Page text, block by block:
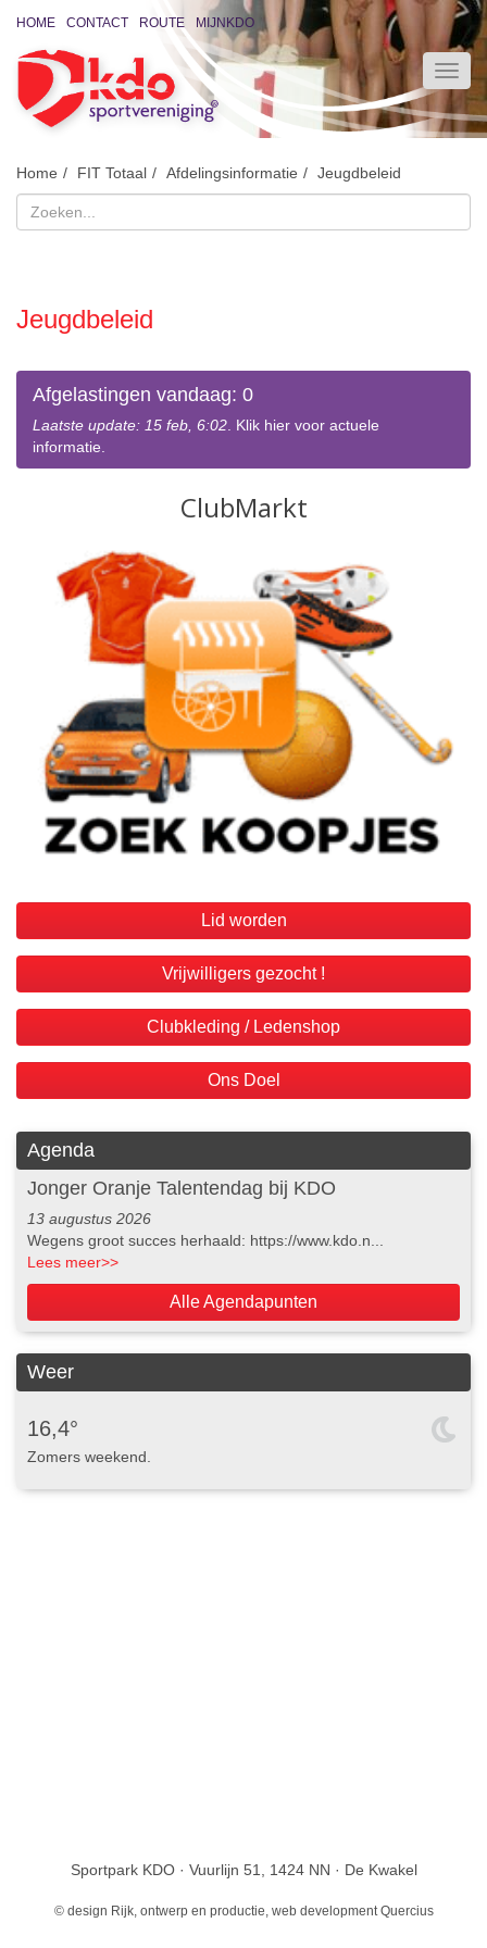
HOME CONTACT ROUTE MIJNKDO
Home FIT Totaal Afdelingsinformatie Jeugdbeleid
Jeugdbeleid
Afgelastingen vandaag: 0
Laatste update: 15 feb, 6:02. Klik hier voor actuele
informatie.
Lid worden
Vrijwilligers gezocht !
Clubkleding / Ledenshop
Ons Doel
Agenda
Jonger Oranje Talentendag bij KDO
13 augustus 2026
Wegens groot succes herhaald: https://www.kdo.n...
Lees meer>>
Alle Agendapunten
Weer
16,4°
Zomers weekend
Sportpark KDO · Vuurlijn 51, 1424 NN · De Kwakel
© design Rijk, ontwerp en productie , web development Quercius